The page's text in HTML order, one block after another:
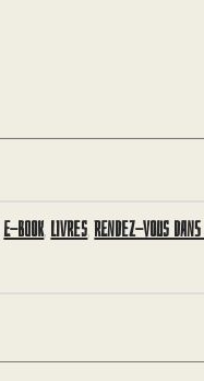
E-BOOK, LIVRES,RENDEZ-VOUS